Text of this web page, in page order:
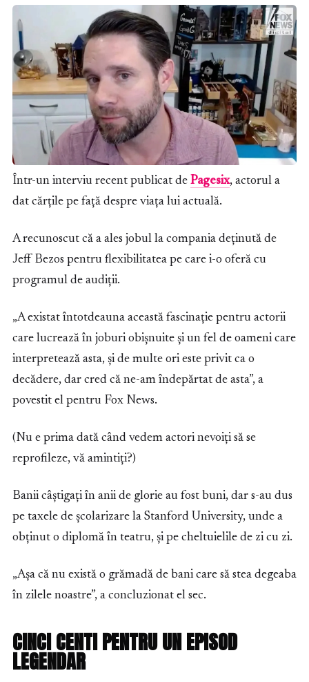
Într-un interviu recent publicat de Pagesix, actorul a
dat cărțile pe față despre viața lui actuală.
A recunoscut că a ales jobul la compania deținută de
Jeff Bezos pentru flexibilitatea pe care i-o oferă cu
programul de audiții.
„A existat întotdeauna această fascinație pentru actorii
care lucrează în joburi obișnuite și un fel de oameni care
interpretează asta, și de multe ori este privit ca o
decădere, dar cred că ne-am îndepărtat de asta”, a
povestit el pentru Fox News.
(Nu e prima dată când vedem actori nevoiți să se
reprofileze, vă amintiți?)
Banii câștigați în anii de glorie au fost buni, dar s-au dus
pe taxele de școlarizare la Stanford University, unde a
obținut o diplomă în teatru, și pe cheltuielile de zi cu zi.
„Așa că nu există o grămadă de bani care să stea degeaba
în zilele noastre”, a concluzionat el sec.
CINCI CENTI PENTRU UN EPISOD
LEGENDAR